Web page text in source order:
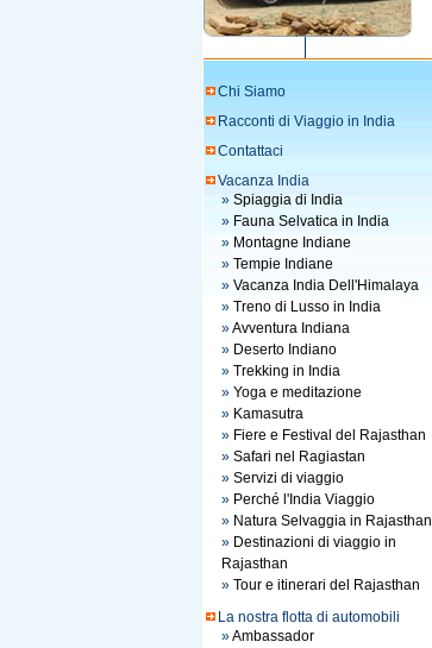
Chi Siamo
Racconti di Viaggio in India
Contattaci
Vacanza India
» Spiaggia di India
» Fauna Selvatica in India
» Montagne Indiane
» Tempie Indiane
» Vacanza India Dell'Himalaya
» Treno di Lusso in India
»Avventura Indiana
» Deserto Indiano
» Trekking in India
» Yoga e meditazione
» Kamasutra
» Fiere e Festival del Rajasthan
» Safari nel Ragiastan
» Servizi di viaggio
» Perché l'India Viaggio
» Natura Selvaggia in Rajasthan
» Destinazioni di viaggio in
Rajasthan
» Tour e itinerari del Rajasthan
La nostra flotta di automobili
»Ambassador